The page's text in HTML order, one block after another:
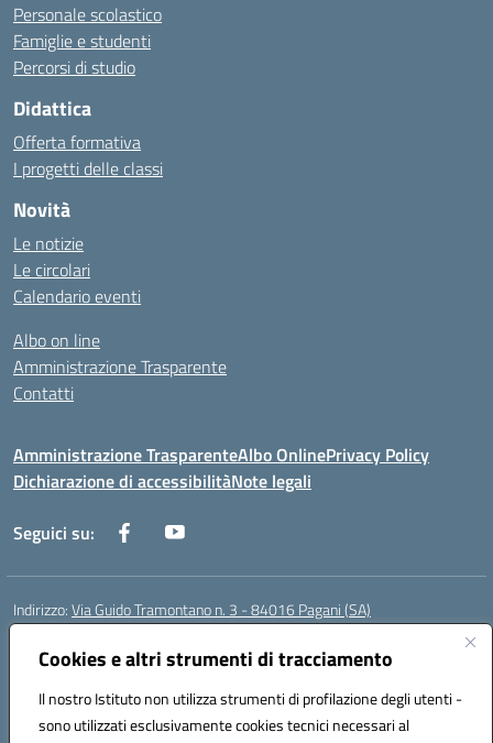
Cookies e altri strumenti di tracciamento
Il nostro Istituto non utilizza strumenti di profilazione degli utenti -
sono utilizzati esclusivamente cookies tecnici necessari al
Personale scolastico
Famiglie e studenti
Percorsi di studio
Didattica
Offerta formativa
I progetti delle classi
Novità
Le notizie
Le circolari
Calendario eventi
Albo on line
Amministrazione Trasparente
Contatti
Amministrazione TrasparenteAlbo OnlinePrivacy Policy
Dichiarazione di accessibilitàNote legali
Seguici su:
Indirizzo:Via Guido Tramontano n. 3 - 84016 Pagani (SA)
Centralino:
Posta elettronica certificata (PEC):saps08000t@pec.istruzione.it
Codice fiscale: 80022400651
Codice meccanografico:SAPS08000T